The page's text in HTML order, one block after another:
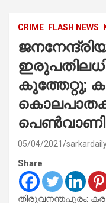
CRIME FLASH NEWS
കുത്തേറ്റു;
05/04/2021
Share
തിരുവനന്തപുരം: